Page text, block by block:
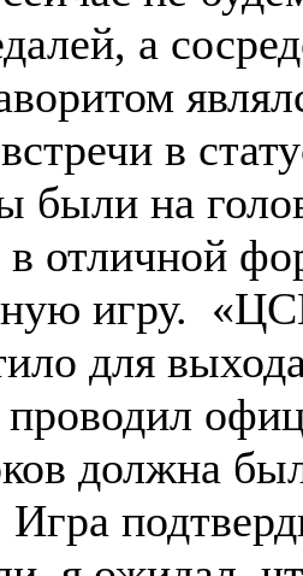
а
в
были на
в отличной
игру.
для
должна